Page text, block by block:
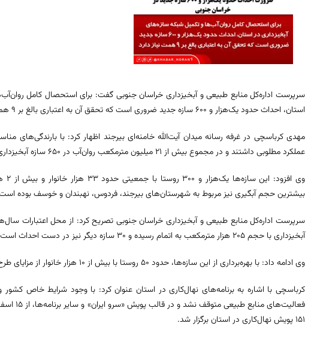
سرپرست اداره‌کل منابع طبیعی و آبخیزداری خراسان جنوبی گفت: برای استحصال کامل
استان، احداث حدود یک‌هزار و ۶۰۰ سازه جدید ضروری است که تحقق آن به اعتباری بالغ بر ۹ همت نیاز دارد.
مهدی کرباسچی در غرفه رسانه میدان آیت‌الله خامنه‌ای بیرجند اظهار کرد: با بارندگی‌های
عملکرد مطلوبی داشتند و در مجموع بیش از ۲۱ میلیون مترمکعب روان‌آب در ۶۵۰ سازه آبخیزداری موجود ذخیره شد.
بیشترین حجم آبگیری نیز مربوط به شهرستان‌های بیرجند، فردوس، نهبندان و خوسف بوده
آبخیزداری با حجم ۲۰۵ هزار مترمکعب به اتمام رسیده و ۳۰ سازه دیگر نیز در دست احداث است.
وی ادامه داد: با بهره‌برداری از این سازه‌ها، حدود ۵۰ روستا با بیش از ۱۰ هزار خانوار از مزایای طرح‌های آبخیزداری بهره‌مند خواهند شد.
کرباسچی با اشاره به برنامه‌های نهال‌کاری در استان عنوان کرد: با وجود شرایط خاص کشور
۱۵۱ پویش نهال‌کاری در استان برگزار شد.